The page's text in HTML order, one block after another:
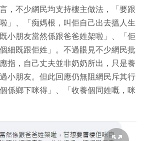
，不少網民均支持樓主做法，「要跟
」、「痴媽根，叫佢自己出去搵人生
小朋友當然係跟爸爸姓架啦」、「佢
細既跟佢姓」。不過眼見不少網民批
指，自己丈夫並非奶奶所出，只是養
小朋友。但此回應仍無阻網民斥其行
係鄉下咪得」、「收養個同姓嘅，咪